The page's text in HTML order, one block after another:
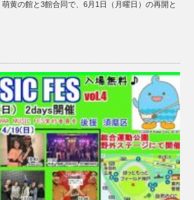
黄の館と3館合同で、6月1日（月曜日）の再開と